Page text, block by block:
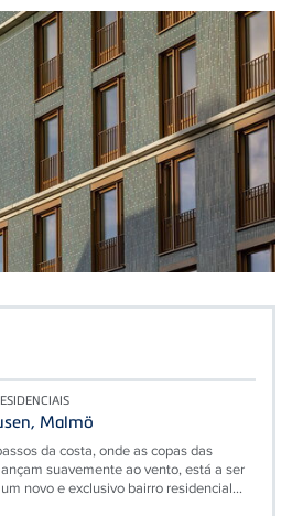
Malmö
da costa, onde as copas das
suavemente ao vento, está a ser
novo e exclusivo bairro residencial...